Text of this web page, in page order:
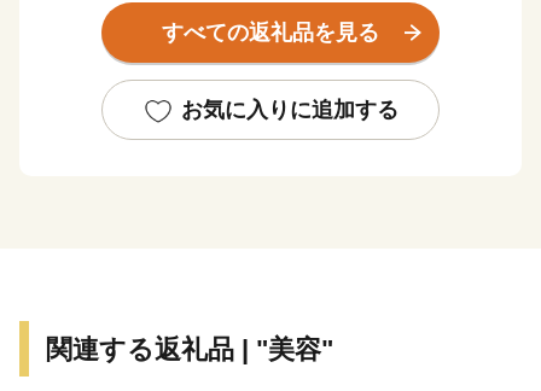
空港路線バスが運行するなど、交通アクセスは快適で
ク駅周辺に、樹木で鬱蒼とした森のような総合運動公園
や、斜面緑地、つくばエクスプレス・東武野田線流山お
江戸時代から江戸川の水運で発展し、みりんの一大産
すべての返礼品を見る
お気に入りに追加する
関連する返礼品 | "美容"